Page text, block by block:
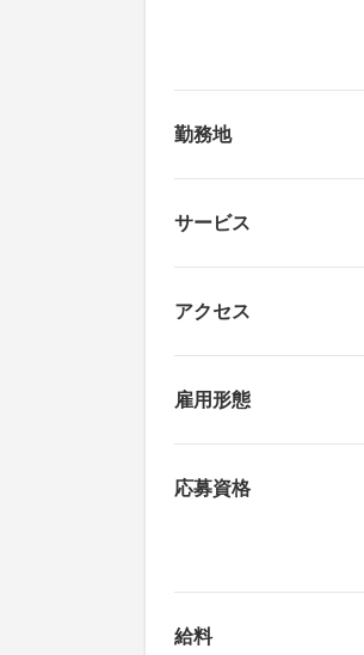
勤務地
サービス
アクセス
雇用形態
応募資格
給料